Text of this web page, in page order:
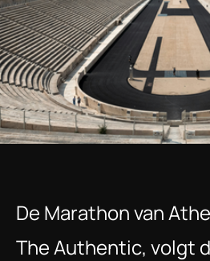
De Marathon van
The Authentic, volgt